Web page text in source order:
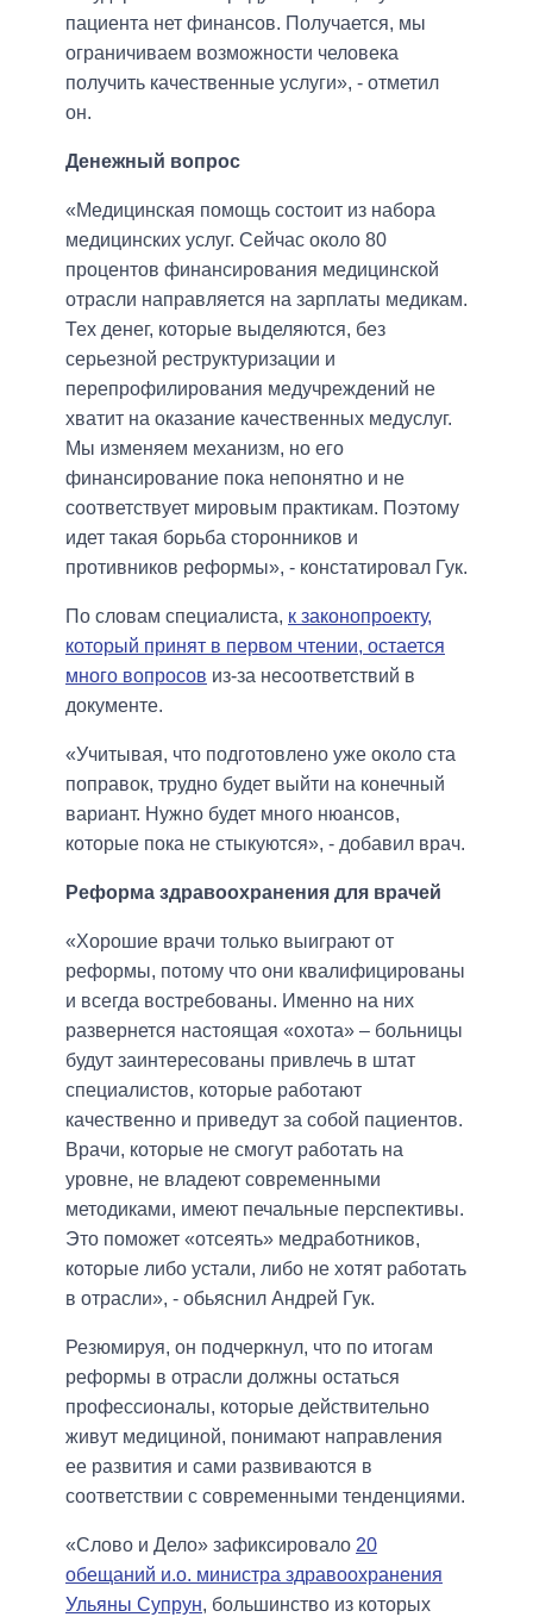
пациента нет финансов. Получается, мы
ограничиваем возможности человека
получить качественные услуги», - отметил
он.
Денежный вопрос
«Медицинская помощь состоит из набора
медицинских услуг. Сейчас около 80
процентов финансирования медицинской
отрасли направляется на зарплаты медикам.
Тех денег, которые выделяются, без
серьезной реструктуризации и
перепрофилирования медучреждений не
хватит на оказание качественных медуслуг.
Мы изменяем механизм, но его
финансирование пока непонятно и не
соответствует мировым практикам. Поэтому
идет такая борьба сторонников и
противников реформы», - констатировал Гук.
По словам специалиста, к законопроекту,
который принят в первом чтении, остается
много вопросов из-за несоответствий в
документе.
«Учитывая, что подготовлено уже около ста
поправок, трудно будет выйти на конечный
вариант. Нужно будет много нюансов,
которые пока не стыкуются», - добавил врач.
Реформа здравоохранения для врачей
«Хорошие врачи только выиграют от
реформы, потому что они квалифицированы
и всегда востребованы. Именно на них
развернется настоящая «охота» – больницы
будут заинтересованы привлечь в штат
специалистов, которые работают
качественно и приведут за собой пациентов.
Врачи, которые не смогут работать на
уровне, не владеют современными
методиками, имеют печальные перспективы.
Это поможет «отсеять» медработников,
которые либо устали, либо не хотят работать
в отрасли», - обьяснил Андрей Гук.
Резюмируя, он подчеркнул, что по итогам
реформы в отрасли должны остаться
профессионалы, которые действительно
живут медициной, понимают направления
ее развития и сами развиваются в
соответствии с современными тенденциями.
«Слово и Дело» зафиксировало 20
обещаний и.о. министра здравоохранения
Ульяны Супрун, большинство из которых